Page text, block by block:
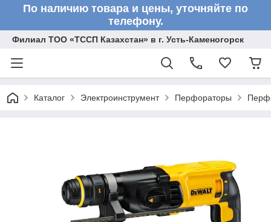
По наличию товара и цены, уточняйте по
телефону.
Филиал ТОО «ТССП Казахстан» в г. Усть-Каменогорск
Каталог Электроинструмент Перфораторы